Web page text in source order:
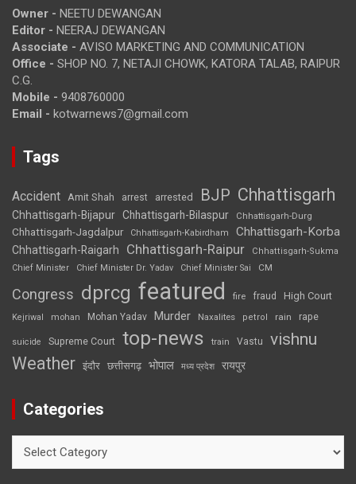
Owner - NEETU DEWANGAN
Editor - NEERAJ DEWANGAN
Associate - AVISO MARKETING AND COMMUNICATION
Office - SHOP NO. 7, NETAJI CHOWK, KATORA TALAB, RAIPUR
C.G.
Mobile - 9408760000
Email - kotwarnews7@gmail.com
Tags
Accident Amit Shah arrest arrested BJP Chhattisgarh
Chhattisgarh-Bijapur Chhattisgarh-Bilaspur Chhattisgarh-Durg
Chhattisgarh-Jagdalpur Chhattisgarh-Kabirdham Chhattisgarh-Korba
Chhattisgarh-Raigarh Chhattisgarh-Raipur
Chhattisgarh-Sukma
Chief Minister
Chief Minister Dr. Yadav Chief Minister Sai CM
Congress dprcg featured fire fraud High Court
Kejriwal mohan Mohan Yadav Murder Naxalites petrol rain rape
suicide Supreme Court top-news train Vastu vishnu
Weather इंदौर छत्तीसगढ़ भोपाल मध्य प्रदेश रायपुर
Categories